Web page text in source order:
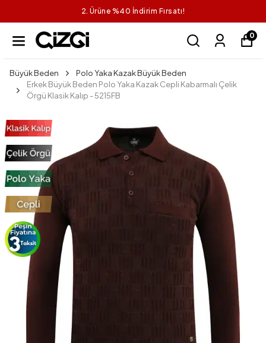
2. Ürüne %40 İndirim Fırsatı!
0
Büyük Beden
Polo Yaka Kazak Büyük Beden
Erkek Büyük Beden Polo Yaka Kazak Cepli Kabarmalı Çelik
Örgü Klasik Kalıp - 5215FB